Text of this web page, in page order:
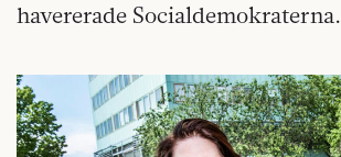
havererade Socialdemokraterna.